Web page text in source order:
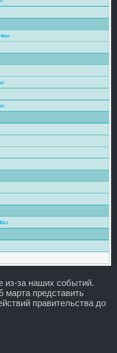
из-за наших событий.
марта представить
правительства до